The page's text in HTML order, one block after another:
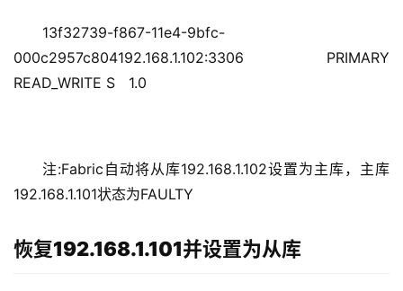
13f32739-f867-11e4-9bfc-
000c2957c804192.168.1.102:3306 PRIMARY
READ_WRITE S   1.0
注:Fabric自动将从库192.168.1.102设置为主库，主库
192.168.1.101状态为FAULTY
恢复192.168.1.101并设置为从库